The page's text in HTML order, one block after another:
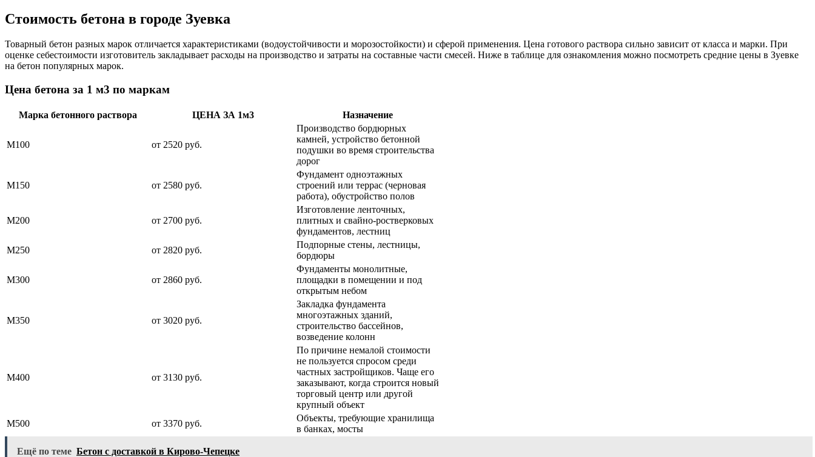
Стоимость бетона в городе Зуевка
Товарный бетон разных марок отличается характеристиками (водоустойчивости и морозостойкости) и сферой применения. Цена готового раствора сильно зависит от класса и марки. При
оценке себестоимости изготовитель закладывает расходы на производство и затраты на составные части смесей. Ниже в таблице для ознакомления можно посмотреть средние цены в Зуевке
на бетон популярных марок.
Цена бетона за 1 м3 по маркам
Марка бетонного раствора ЦЕНА ЗА 1м3 Назначение
М100 от 2520 руб.
Производство бордюрных
камней, устройство бетонной
подушки во время строительства
дорог
М150 от 2580 руб.
Фундамент одноэтажных
строений или террас (черновая
работа), обустройство полов
М200 от 2700 руб.
Изготовление ленточных,
плитных и свайно-ростверковых
фундаментов, лестниц
М250
от 2820 руб.
Подпорные стены, лестницы,
бордюры
М300 от 2860 руб.
Фундаменты монолитные,
площадки в помещении и под
открытым небом
М350 от 3020 руб.
Закладка фундамента
многоэтажных зданий,
строительство бассейнов,
возведение колонн
М400 от 3130 руб.
По причине немалой стоимости
не пользуется спросом среди
частных застройщиков. Чаще его
заказывают, когда строится новый
торговый центр или другой
крупный объект
М500
от 3370 руб.
Объекты, требующие хранилища
в банках, мосты
Ещё по теме Бетон с доставкой в Кирово-Чепецке